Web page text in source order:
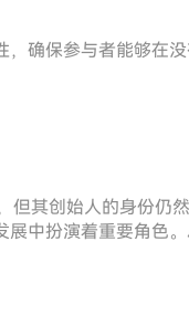
确保参与者能够在
但其创始人的身份仍
中扮演着重要角色